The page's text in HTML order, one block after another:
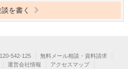
を書く
542-125
無料メール相談・資料請求
運営会社情報
アクセスマップ